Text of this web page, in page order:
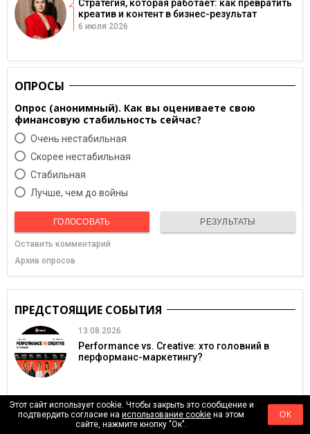
Стратегия, которая работает: как превратить
креатив и контент в бизнес-результат
6 июля 2026
ОПРОСЫ
Опрос (анонимный). Как вы оцениваете свою
финансовую стабильность сейчас?
Очень нестабильная
Скорее нестабильная
Cтабильная
Лучше, чем до войны
ГОЛОСОВАТЬ РЕЗУЛЬТАТЫ
Оставить комментарий
Архив опросов
ПРЕДСТОЯЩИЕ СОБЫТИЯ
13.08.2026
Performance vs. Creative: хто головний в
перформанс-маркетингу?
20.08.2026
InvestFest 2026: найбільша онлайн-
Этот сайт использует cookie. Чтобы закрыть это сообщение и
подтвердить согласие наиспользование cookie на этом
сайте, нажмите кнопку "Ок".
ОК